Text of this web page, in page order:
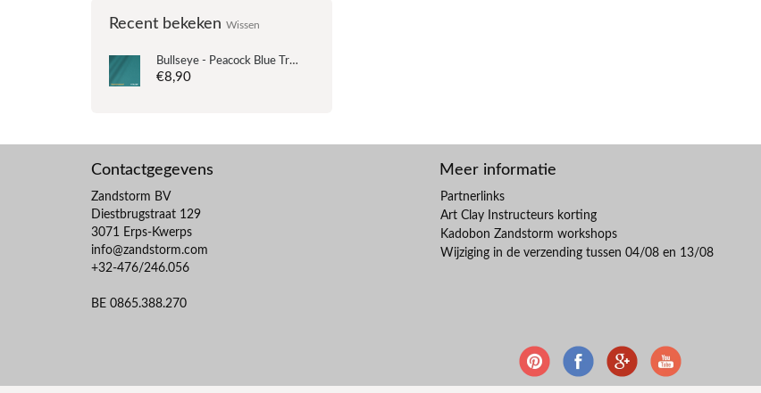
Recent bekeken Wissen
Bullseye - Peacock Blue Transparant - Coe 90 - 12.5x14.5cm
€8,90
Contactgegevens
Zandstorm BV
Diestbrugstraat 129
3071 Erps-Kwerps
info@zandstorm.com
+32-476/246.056
BE 0865.388.270
Meer informatie
Partnerlinks
Art Clay Instructeurs korting
Kadobon Zandstorm workshops
Wijziging in de verzending tussen 04/08 en 13/08